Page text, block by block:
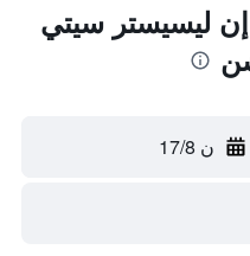
ليسيستر سيتي
ن 17/8